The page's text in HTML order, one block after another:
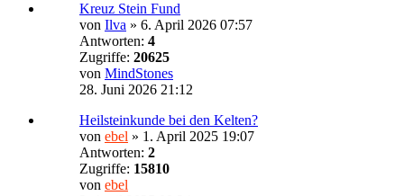
Kreuz Stein Fund
von Ilva » 6. April 2026 07:57
Antworten: 4
Zugriffe: 20625
von MindStones
28. Juni 2026 21:12
Heilsteinkunde bei den Kelten?
von ebel » 1. April 2025 19:07
Antworten: 2
Zugriffe: 15810
von ebel